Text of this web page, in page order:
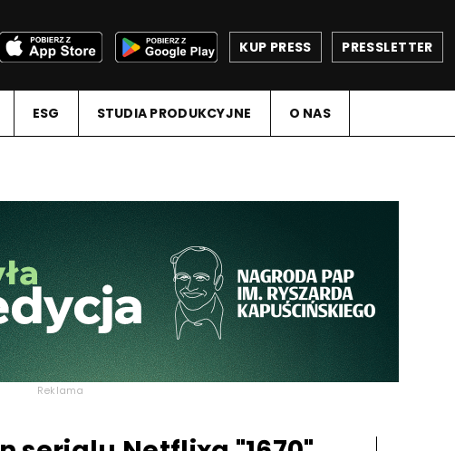
PRESSLETTER
KUP PRESS
ESG STUDIA PRODUKCYJNE O NAS
Reklama